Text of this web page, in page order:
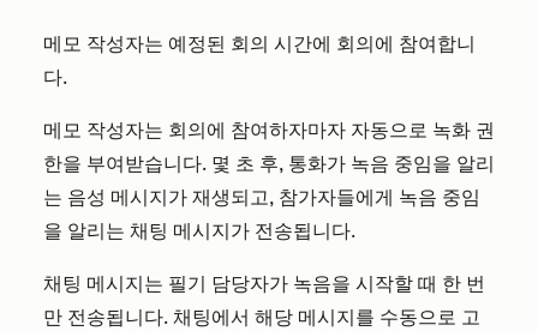
메모 작성자는 예정된 회의 시간에 회의에 참여합니
다.
메모 작성자는 회의에 참여하자마자 자동으로 녹화 권
한을 부여받습니다. 몇 초 후, 통화가 녹음 중임을 알리
는 음성 메시지가 재생되고, 참가자들에게 녹음 중임
을 알리는 채팅 메시지가 전송됩니다.
채팅 메시지는 필기 담당자가 녹음을 시작할 때 한 번
만 전송됩니다. 채팅에서 해당 메시지를 수동으로 고